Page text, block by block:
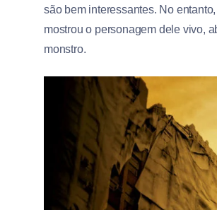
são bem interessantes. No
mostrou o personagem dele vivo,
monstro.